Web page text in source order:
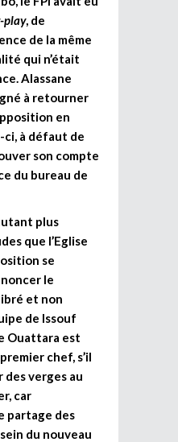
play, de
de la même
qui n’était
Alassane
à retourner
en
à défaut de
son compte
du bureau de
plus
que l’Eglise
se
le
et non
de Issouf
Ouattara est
chef, s’il
des verges au
car
partage des
du nouveau